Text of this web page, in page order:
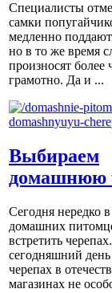
Специалисты
самки
медленно
но в то же время
произносят более
грамотно. Да и ...
Выбираем
домашнюю
Сегодня нередко
домашних
встретить
сегодняшний
черепах в
магазинах не